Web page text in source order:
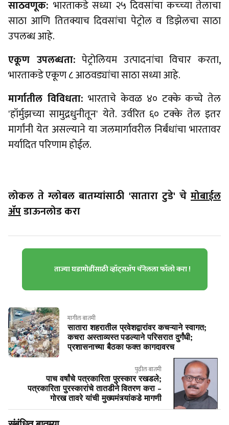
​साठवणूक: भारताकडे सध्या २५ दिवसांचा कच्च्या तेलाचा
साठा आणि तितक्याच दिवसांचा पेट्रोल व डिझेलचा साठा
उपलब्ध आहे.
एकूण उपलब्धता: पेट्रोलियम उत्पादनांचा विचार करता,
भारताकडे एकूण ८ आठवड्यांचा साठा सध्या आहे.
मार्गातील विविधता:भारताचे केवळ ४० टक्के कच्चे तेल
'हॉर्मुझच्या सामुद्रधुनीतून' येते. उर्वरित ६० टक्के तेल इतर
मार्गांनी येत असल्याने या जलमार्गावरील निर्बंधांचा भारतावर
मर्यादित परिणाम होईल.
लोकल ते ग्लोबल बातम्यांसाठी 'सातारा टुडे' चे मोबाईल
ॲपडाऊनलोड करा
ताज्या घडामोडींसाठी व्हॉट्सॲप चॅनेलला फॉलो करा !
मागील बातमी
सातारा शहरातील प्रवेशद्वारांवर कचऱ्याने स्वागत;
कचरा अस्ताव्यस्त पडल्याने परिसरात दुर्गंधी;
प्रशासनाच्या बैठका फक्त कागदावरच
पुढील बातमी
पाच वर्षांचे पत्रकारिता पुरस्कार रखडले;
पत्रकारिता पुरस्कारांचे तातडीने वितरण करा -
गोरख तावरे यांची मुख्यमंत्र्यांकडे मागणी